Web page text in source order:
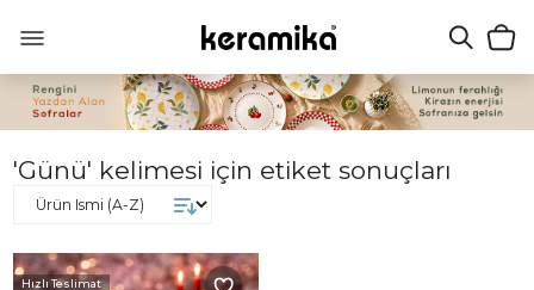
'Günü' kelimesi için etiket sonuçları
Hızlı Teslimat